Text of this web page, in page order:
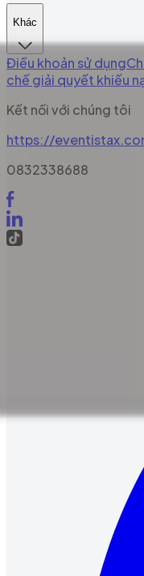
Khác
Điều khoản sử dụng
chế giải quyết khiếu
Kết nối với chúng tôi
https://
0832338688